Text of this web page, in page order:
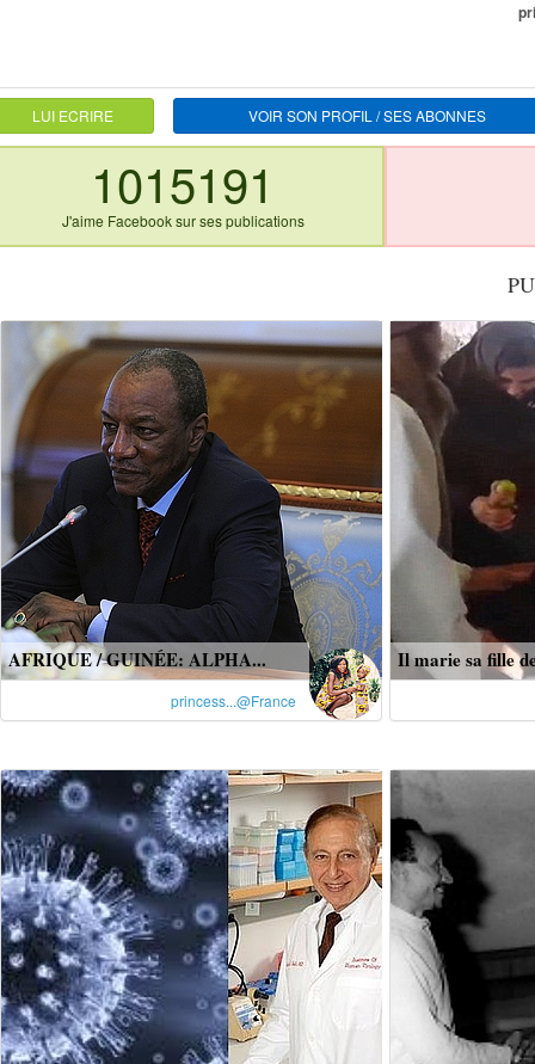
LUI ECRIRE VOIR SON PROFIL / SES ABONNES
1015191
J'aime Facebook sur ses publications
AFRIQUE / GUINÉE: ALPHA...
princess...@France
Il marie sa fille